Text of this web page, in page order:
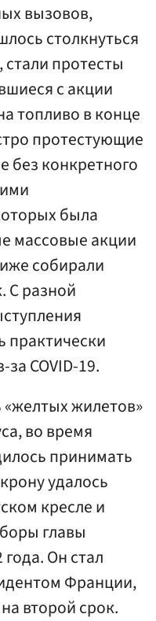
вызовов,
столкнуться
протесты
с акции
топливо в конце
протестующие
конкретного
была
массовые акции
собирали
С разной
COVID-19.
жилетов»
во время
принимать
удалось
кресле и
главы
Он стал
Франции,
второй срок.